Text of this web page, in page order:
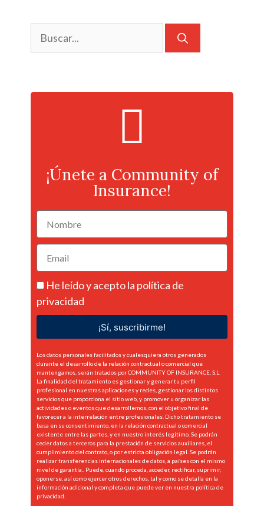
¡Únete a Community of
Insurance!
He leído y acepto la política de
privacidad
¡Sí, suscribirme!
Los datos personales facilitados y cualesquiera otros generados
durante el desarrollo de la relación contractual o comercial que
mantengamos, serán tratados por COMMUNITY OF INSURANCE, S.L.
La finalidad del tratamiento es gestionar y generar tu perfil
profesional en nuestras aplicaciones y redes, gestionar los distintos
servicios que proporciona el sitio web, y promover u organizar las
actividades o eventos que desarrollemos, con el objetivo final de
favorecer a la interrelación entre profesionales. Dicho tratamiento se
basa en su consentimiento, en la relación contractual o comercial
existente entre las partes, y en nuestro interés legítimo. Se podrán
ceder datos a terceros para la prestación de servicios auxiliares, el
cumplimiento del contrato, o por estricta obligación legal. Se podrán
realizar transferencias internacionales de datos, a países con el mismo
nivel de garantía.. Puede, cuando proceda, acceder, rectificar, suprimir,
oponerse, así como ejercer otros derechos, tal y como se detalla en la
información adicional y completa que puede ver en nuestra política de
privacidad.